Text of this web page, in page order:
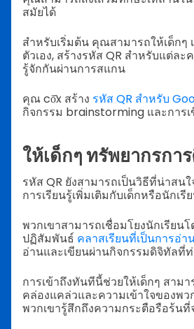
สมัยได้
สำหรับเริ่มต้น คุณสามารถให้เด็กๆ
ตัวเอง, สร้างรหัส QR สำหรับแต่ละ
รู้จักกันผ่านการสแกน
คุณ cŏ̂x สร้าง รหัส QR สำหรับ
กิจกรรม brainstorming และการ
ให้เด็กๆ ทรัพยากรกา
รหัส QR ยังสามารถเป็นวิธีที่น่าสน
การเรียนรู้เพิ่มเติมกับเด็กหรือนักเ
พวกเขาสามารถเชื่อมโยงนักเรียนโ
ปฏิสัมพันธ์ คลาสเรียนที่เป็นการอ่า
อ่านและเขียนผ่านกิจกรรมดิจิทัลที่
การเข้าถึงทันทีนี้ช่วยให้เด็กๆ สาม
คล่องแคล่วและความเข้าใจของพว
พวกเขารู้สึกถึงความกระตือรือร้นที่